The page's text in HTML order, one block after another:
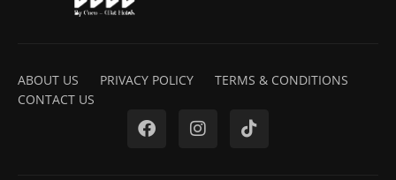
ABOUT US PRIVACY POLICY
TERMS & CONDITIONS
CONTACT US